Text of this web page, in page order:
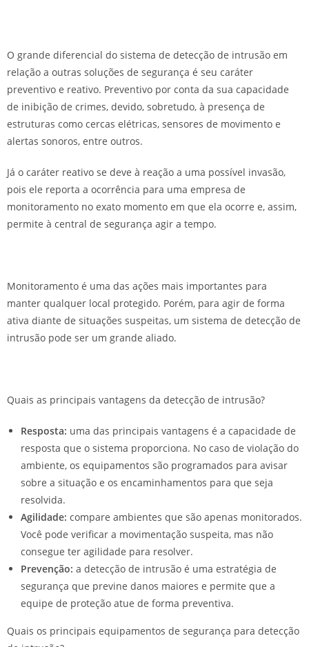
O grande diferencial do sistema de detecção de intrusão em
relação a outras soluções de segurança é seu caráter
preventivo e reativo. Preventivo por conta da sua capacidade
de inibição de crimes, devido, sobretudo, à presença de
estruturas como cercas elétricas, sensores de movimento e
alertas sonoros, entre outros.
Já o caráter reativo se deve à reação a uma possível invasão,
pois ele reporta a ocorrência para uma empresa de
monitoramento no exato momento em que ela ocorre e, assim,
permite à central de segurança agir a tempo.
Monitoramento é uma das ações mais importantes para
manter qualquer local protegido. Porém, para agir de forma
ativa diante de situações suspeitas, um sistema de detecção de
intrusão pode ser um grande aliado.
Quais as principais vantagens da detecção de intrusão?
Resposta: uma das principais vantagens é a capacidade de
resposta que o sistema proporciona. No caso de violação do
ambiente, os equipamentos são programados para avisar
sobre a situação e os encaminhamentos para que seja
resolvida.
Agilidade: compare ambientes que são apenas monitorados.
Você pode verificar a movimentação suspeita, mas não
consegue ter agilidade para resolver.
Prevenção: a detecção de intrusão é uma estratégia de
segurança que previne danos maiores e permite que a
equipe de proteção atue de forma preventiva.
Quais os principais equipamentos de segurança para detecção